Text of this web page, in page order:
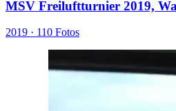
MSV Freiluftturnier 2019,
2019 · 110 Fotos